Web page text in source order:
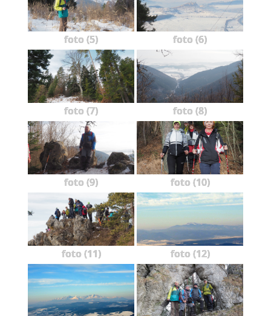
foto (5) foto (6)
foto (7) foto (8)
foto (9) foto (10)
foto (11) foto (12)